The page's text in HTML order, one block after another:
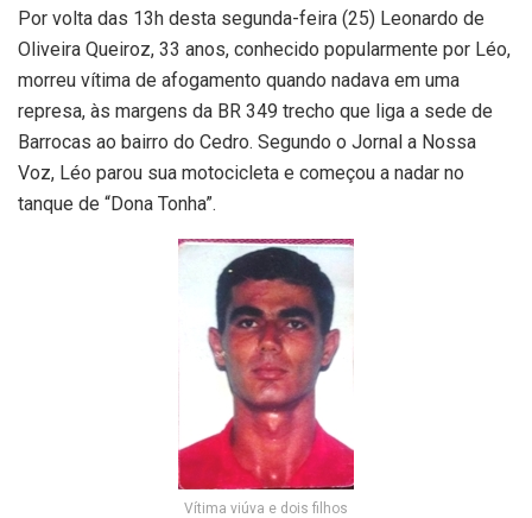
Por volta das 13h desta segunda-feira (25) Leonardo de
Oliveira Queiroz, 33 anos, conhecido popularmente por Léo,
morreu vítima de afogamento quando nadava em uma
represa, às margens da BR 349 trecho que liga a sede de
Barrocas ao bairro do Cedro. Segundo o Jornal a Nossa
Voz, Léo parou sua motocicleta e começou a nadar no
tanque de “Dona Tonha”.
Vítima viúva e dois filhos